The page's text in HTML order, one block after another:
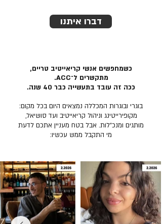
דברו איתנו
כשמחפשים אנשי קריאייטיב טריים,
מתקשרים ל־ACC.
ככה זה עובד בתעשייה כבר 40 שנה.
בוגרי ובוגרות המכללה נמצאים היום בכל מקום:
מקופירייטינג וניהול קריאייטיב ועד סושיאל,
מותגים ומנכ״לות. אבל בטח מעניין אתכם לדעת
מי התקבל ממש עכשיו: